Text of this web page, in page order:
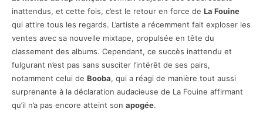
inattendus, et cette fois, c’est le retour en force de La Fouine
qui attire tous les regards. L’artiste a récemment fait exploser les
ventes avec sa nouvelle mixtape, propulsée en tête du
classement des albums. Cependant, ce succès inattendu et
fulgurant n’est pas sans susciter l’intérêt de ses pairs,
notamment celui de Booba, qui a réagi de manière tout aussi
surprenante à la déclaration audacieuse de La Fouine affirmant
qu’il n’a pas encore atteint son apogée.